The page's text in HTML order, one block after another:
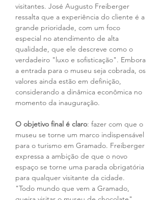
visitantes. José Augusto Freiberger
ressalta que a experiência do cliente é a
grande prioridade, com um foco
especial no atendimento de alta
qualidade, que ele descreve como o
verdadeiro "luxo e sofisticação". Embora
a entrada para o museu seja cobrada, os
valores ainda estão em definição,
considerando a dinâmica econômica no
momento da inauguração.
O objetivo final é claro: fazer com que o
museu se torne um marco indispensável
para o turismo em Gramado. Freiberger
expressa a ambição de que o novo
espaço se torne uma parada obrigatória
para qualquer visitante da cidade.
"Todo mundo que vem a Gramado,